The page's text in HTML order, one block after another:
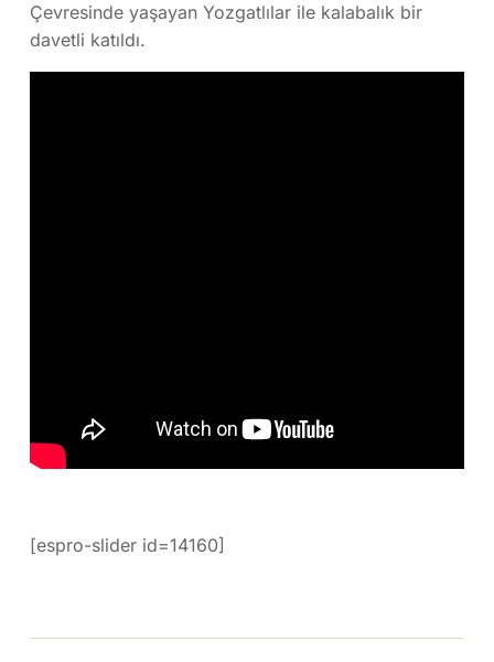
Çevresinde yaşayan Yozgatlılar ile kalabalık bir
davetli katıldı.
[espro-slider id=14160]